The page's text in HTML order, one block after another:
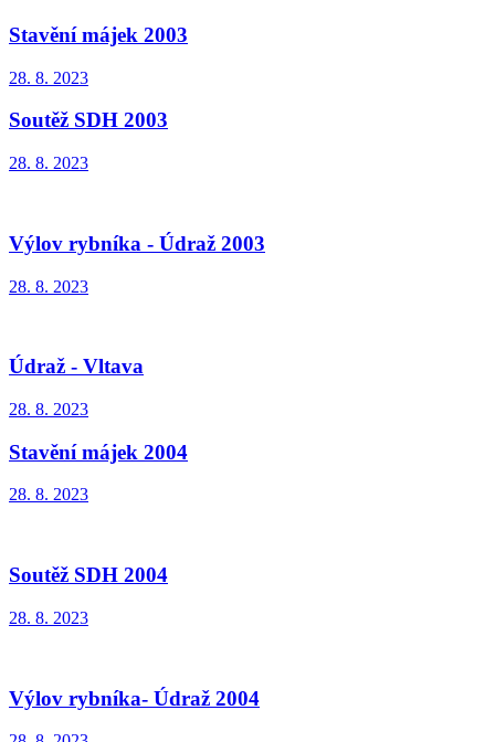
Stavění májek 2003
28. 8. 2023
Soutěž SDH 2003
28. 8. 2023
Výlov rybníka - Údraž 2003
28. 8. 2023
Údraž - Vltava
28. 8. 2023
Stavění májek 2004
28. 8. 2023
Soutěž SDH 2004
28. 8. 2023
Výlov rybníka- Údraž 2004